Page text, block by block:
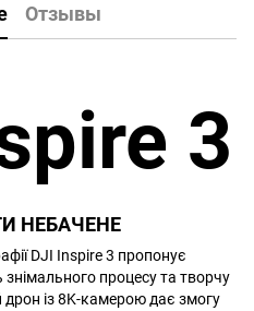
Отзывы
3
НЕБАЧЕНЕ
DJI Inspire 3 пропонує
процесу та творчу
із 8K-камерою дає змогу